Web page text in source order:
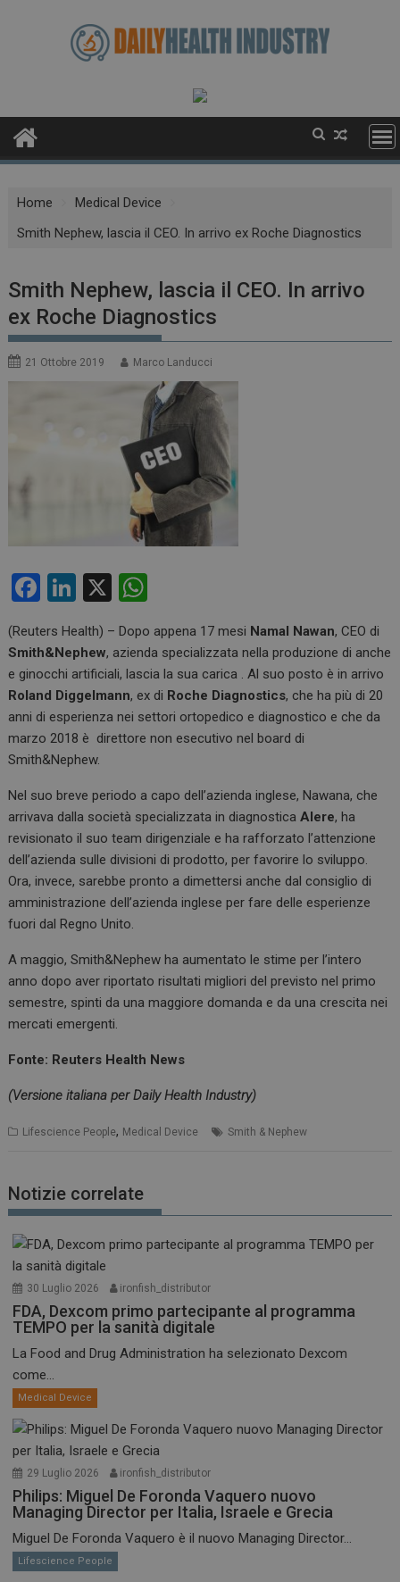
Home
Medical Device
Smith Nephew, lascia il CEO. In arrivo ex Roche Diagnostics
Smith Nephew, lascia il CEO. In arrivo
ex Roche Diagnostics
21 Ottobre 2019 Marco Landucci
F
ce
b
o
o
k
Li
ke
dI
n
X
at
s
A
p
(Reuters Health) – Dopo appena 17 mesi Namal Nawan, CEO di
Smith&Nephew, azienda specializzata nella produzione di anche
e ginocchi artificiali, lascia la sua carica . Al suo posto è in arrivo
Roland Diggelmann, ex di Roche Diagnostics, che ha più di 20
anni di esperienza nei settori ortopedico e diagnostico e che da
marzo 2018 è direttore non esecutivo nel board di
Smith&Nephew.
Nel suo breve periodo a capo dell’azienda inglese, Nawana, che
arrivava dalla società specializzata in diagnosticaAlere, ha
revisionato il suo team dirigenziale e ha rafforzato l’attenzione
dell’azienda sulle divisioni di prodotto, per favorire lo sviluppo.
Ora, invece, sarebbe pronto a dimettersi anche dal consiglio di
amministrazione dell’azienda inglese per fare delle esperienze
fuori dal Regno Unito.
A maggio, Smith&Nephew ha aumentato le stime per l’intero
anno dopo aver riportato risultati migliori del previsto nel primo
semestre, spinti da una maggiore domanda e da una crescita nei
mercati emergenti.
Fonte: Reuters Health News
(Versione italiana per Daily Health Industry)
Lifescience People, Medical Device Smith & Nephew
Notizie correlate
30 Luglio 2026 ironfish_distributor
FDA, Dexcom primo partecipante al programma
TEMPO per la sanità digitale
La Food and Drug Administration ha selezionato Dexcom
come...
Medical Device
29 Luglio 2026 ironfish_distributor
Philips: Miguel De Foronda Vaquero nuovo
Managing Director per Italia, Israele e Grecia
Miguel De Foronda Vaquero è il nuovo Managing Director...
Lifescience People